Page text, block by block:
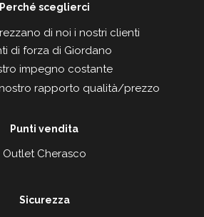
Perché sceglierci
di noi i nostri clienti
di forza di Giordano
impegno costante
rapporto qualità/prezzo
Punti vendita
Outlet Cherasco
Sicurezza